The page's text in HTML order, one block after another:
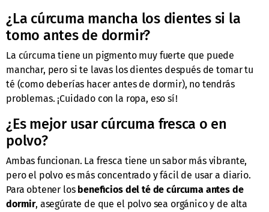
¿La cúrcuma mancha los dientes si la
tomo antes de dormir?
La cúrcuma tiene un pigmento muy fuerte que puede
manchar, pero si te lavas los dientes después de tomar tu
té (como deberías hacer antes de dormir), no tendrás
problemas. ¡Cuidado con la ropa, eso sí!
¿Es mejor usar cúrcuma fresca o en
polvo?
Ambas funcionan. La fresca tiene un sabor más vibrante,
pero el polvo es más concentrado y fácil de usar a diario.
Para obtener los beneficios del té de cúrcuma antes de
dormir, asegúrate de que el polvo sea orgánico y de alta